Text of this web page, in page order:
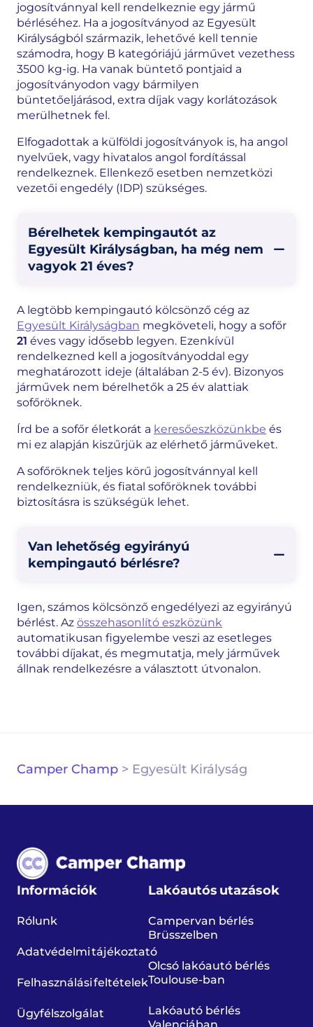
jogosítvánnyal kell rendelkeznie egy jármű
bérléséhez. Ha a jogosítványod az Egyesült
Királyságból származik, lehetővé kell tennie
számodra, hogy B kategóriájú járművet vezethess
3500 kg-ig. Ha vanak büntető pontjaid a
jogosítványodon vagy bármilyen
büntetőeljárásod, extra díjak vagy korlátozások
merülhetnek fel.
Elfogadottak a külföldi jogosítványok is, ha angol
nyelvűek, vagy hivatalos angol fordítással
rendelkeznek. Ellenkező esetben nemzetközi
vezetői engedély (IDP) szükséges.
Bérelhetek kempingautót az
Egyesült Királyságban, ha még nem
vagyok 21 éves?
A legtöbb kempingautó kölcsönző cég az
Egyesült Királyságban megköveteli, hogy a sofőr
21 éves vagy idősebb legyen. Ezenkívül
rendelkezned kell a jogosítványoddal egy
meghatározott ideje (általában 2-5 év). Bizonyos
járművek nem bérelhetők a 25 év alattiak
sofőröknek.
Írd be a sofőr életkorát a keresőeszközünkbe és
mi ez alapján kiszűrjük az elérhető járműveket.
A sofőröknek teljes körű jogosítvánnyal kell
rendelkezniük, és fiatal sofőröknek további
biztosításra is szükségük lehet.
Van lehetőség egyirányú
kempingautó bérlésre?
Igen, számos kölcsönző engedélyezi az egyirányú
bérlést. Az összehasonlító eszközünk
automatikusan figyelembe veszi az esetleges
további díjakat, és megmutatja, mely járművek
állnak rendelkezésre a választott útvonalon.
Camper Champ > Egyesült Királyság
Információk
Rólunk
Adatvédelmi tájékoztató
Felhasználási feltételek
Ügyfélszolgálat
Lakóautós utazások
Campervan bérlés
Brüsszelben
Olcsó lakóautó bérlés
Toulouse-ban
Lakóautó bérlés